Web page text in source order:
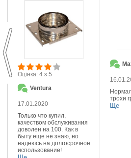
трохи
Ще
Оцінка: 4 з 5
Ventura
17.01.2020
Только что купил,
качеством обслуживания
доволен на 100. Как в
быту еще не знаю, но
надеюсь на долгосрочное
использование!